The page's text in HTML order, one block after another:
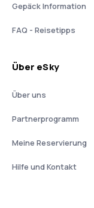
Gepäck Information
FAQ - Reisetipps
Über eSky
Über uns
Partnerprogramm
Meine Reservierung
Hilfe und Kontakt